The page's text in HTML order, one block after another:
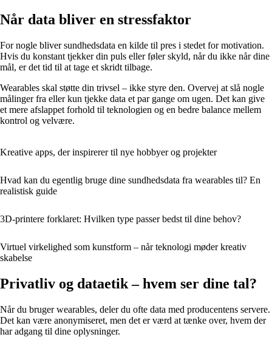
Når data bliver en stressfaktor
For nogle bliver sundhedsdata en kilde til pres i stedet for motivation.
Hvis du konstant tjekker din puls eller føler skyld, når du ikke når dine
mål, er det tid til at tage et skridt tilbage.
Wearables skal støtte din trivsel – ikke styre den. Overvej at slå nogle
målinger fra eller kun tjekke data et par gange om ugen. Det kan give
et mere afslappet forhold til teknologien og en bedre balance mellem
kontrol og velvære.
Kreative apps, der inspirerer til nye hobbyer og projekter
Hvad kan du egentlig bruge dine sundhedsdata fra wearables til? En
realistisk guide
3D-printere forklaret: Hvilken type passer bedst til dine behov?
Virtuel virkelighed som kunstform – når teknologi møder kreativ
skabelse
Privatliv og dataetik – hvem ser dine tal?
Når du bruger wearables, deler du ofte data med producentens servere.
Det kan være anonymiseret, men det er værd at tænke over, hvem der
har adgang til dine oplysninger.